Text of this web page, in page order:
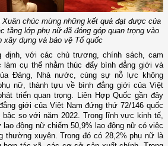
chúc mừng những kết quả đạt được của
tầng lớp phụ nữ đã đóng góp quan trọng vào
xây dựng và bảo vệ Tổ quốc
định, với các chủ trương, chính sách, cam
cụ thể nhằm thúc đẩy bình đẳng giới và
Đảng, Nhà nước, cùng sự nỗ lực không
nữ, thành tựu về bình đẳng giới của Việt
triển quan trọng. Liên Hợp Quốc gần đây
giới của Việt Nam đứng thứ 72/146 quốc
bậc so với năm 2022. Trong lĩnh vực kinh tế,
lao động nữ chiếm 50,9% lao động nữ có việc
thường xuyên. Trong đó có 28,2% phụ nữ là